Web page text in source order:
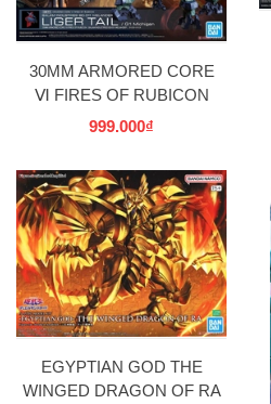
30MM ARMORED CORE
Ⅵ FIRES OF RUBICON
BALAM INDUSTRIES BD-
TAIL BANDAI
999.000₫
EGYPTIAN GOD THE
WINGED DRAGON OF RA